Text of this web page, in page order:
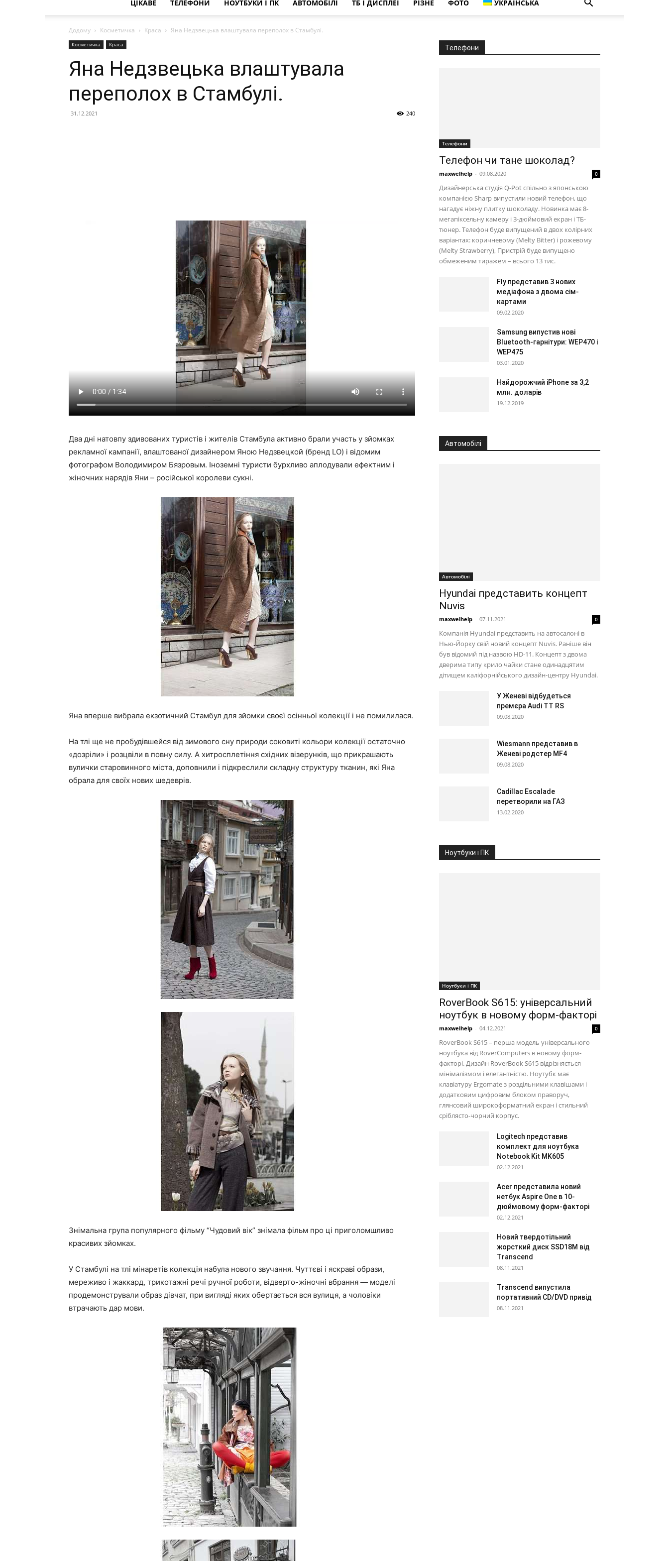
ЦІКАВЕ ТЕЛЕФОНИ НОУТБУКИ І ПК АВТОМОБІЛІ ТБ І ДИСПЛЕЇ РІЗНЕ ФОТО УКРАЇНСЬКА
Додому Косметичка Краса Яна Недзвецька влаштувала переполох в Стамбулі.
Косметичка Краса
Яна Недзвецька влаштувала
переполох в Стамбулі.
31.12.2021 240
Два дні натовпу здивованих туристів і жителів Стамбула активно брали участь у зйомках
рекламної кампанії, влаштованої дизайнером Яною Недзвецкой (бренд LO) і відомим
фотографом Володимиром Бязровым. Іноземні туристи бурхливо аплодували ефектним і
жіночних нарядів Яни – російської королеви сукні.
Яна вперше вибрала екзотичний Стамбул для зйомки своєї осінньої колекції і не помилилася.
На тлі ще не пробудівшейся від зимового сну природи соковиті кольори колекції остаточно
«дозріли» і розцвіли в повну силу. А хитросплетіння східних візерунків, що прикрашають
вулички старовинного міста, доповнили і підкреслили складну структуру тканин, які Яна
обрала для своїх нових шедеврів.
Знімальна група популярного фільму “Чудовий вік” знімала фільм про ці приголомшливо
красивих зйомках.
У Стамбулі на тлі мінаретів колекція набула нового звучання. Чуттєві і яскраві образи,
мереживо і жаккард, трикотажні речі ручної роботи, відверто-жіночні вбрання — моделі
продемонстрували образ дівчат, при вигляді яких обертається вся вулиця, а чоловіки
втрачають дар мови.
Телефони
Телефони
Телефон чи тане шоколад?
maxwelhelp - 09.08.2020 0
Дизайнерська студія Q-Pot спільно з японською
компанією Sharp випустили новий телефон, що
нагадує ніжну плитку шоколаду. Новинка має 8-
мегапіксельну камеру і 3-дюймовий екран і ТБ-
тюнер. Телефон буде випущений в двох колірних
варіантах: коричневому (Melty Bitter) і рожевому
(Melty Strawberry), Пристрій буде випущено
обмеженим тиражем – всього 13 тис.
Fly представив 3 нових
медіафона з двома сім-
картами
09.02.2020
Samsung випустив нові
Bluetooth-гарнітури: WEP470 і
WEP475
03.01.2020
Найдорожчий iPhone за 3,2
млн. доларів
19.12.2019
Автомобілі
Автомобілі
Hyundai представить концепт
Nuvis
maxwelhelp - 07.11.2021 0
Компанія Hyundai представить на автосалоні в
Нью-Йорку свій новий концепт Nuvis. Раніше він
був відомий під назвою HD-11. Концепт з двома
дверима типу крило чайки стане одинадцятим
дітищем каліфорнійського дизайн-центру Hyundai.
У Женеві відбудеться
премєра Audi TT RS
09.08.2020
Wiesmann представив в
Женеві родстер MF4
09.08.2020
Cadillac Escalade
перетворили на ГАЗ
13.02.2020
Ноутбуки і ПК
Ноутбуки і ПК
RoverBook S615: універсальний
ноутбук в новому форм-факторі
maxwelhelp - 04.12.2021 0
RoverBook S615 – перша модель універсального
ноутбука від RoverComputers в новому форм-
факторі. Дизайн RoverBook S615 відрізняється
мінімалізмом і елегантністю. Ноутубк має
клавіатуру Ergomate з роздільними клавішами і
додатковим цифровим блоком праворуч,
глянсовий широкоформатний екран і стильний
сріблясто-чорний корпус.
Logitech представив
комплект для ноутбука
Notebook Kit MK605
02.12.2021
Acer представила новий
нетбук Aspire One в 10-
дюймовому форм-факторі
02.12.2021
Новий твердотільний
жорсткий диск SSD18M від
Transcend
08.11.2021
Transcend випустила
портативний CD/DVD привід
08.11.2021